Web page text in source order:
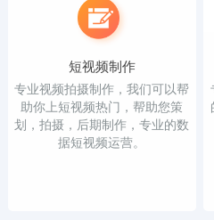
短视频制作
专业视频拍摄制作，我们可以帮
助你上短视频热门，帮助您策
划，拍摄，后期制作，专业的数
据短视频运营。